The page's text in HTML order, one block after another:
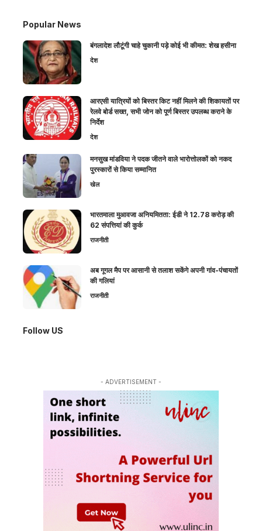
Popular News
बंगलादेश लौटूंगी चाहे चुकानी पड़े कोई भी कीमत: शेख हसीना
देश
आरएसी यात्रियों को बिस्तर किट नहीं मिलने की शिकायतों पर
रेलवे बोर्ड सख्त, सभी जोन को पूर्ण बिस्तर उपलब्ध कराने के
निर्देश
देश
मनसुख मांडविया ने पदक जीतने वाले भारोत्तोलकों को नकद
पुरस्कारों से किया सम्मानित
खेल
भारतमाला मुआवजा अनियमितता: ईडी ने 12.78 करोड़ की
62 संपत्तियां की कुर्क
राजनीती
अब गूगल मैप पर आसानी से तलाश सकेंगे अपनी गांव-पंचायतों
की गलियां
राजनीती
Follow US
- ADVERTISEMENT -